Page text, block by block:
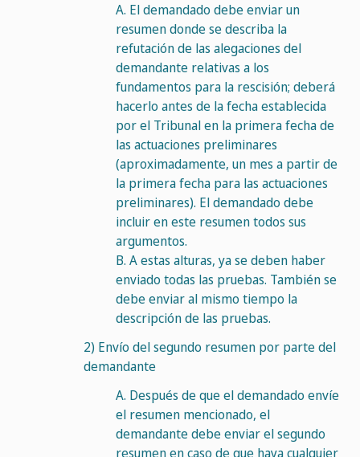
A. El demandado debe enviar un
resumen donde se describa la
refutación de las alegaciones del
demandante relativas a los
fundamentos para la rescisión; deberá
hacerlo antes de la fecha establecida
por el Tribunal en la primera fecha de
las actuaciones preliminares
(aproximadamente, un mes a partir de
la primera fecha para las actuaciones
preliminares). El demandado debe
incluir en este resumen todos sus
argumentos.
B. A estas alturas, ya se deben haber
enviado todas las pruebas. También se
debe enviar al mismo tiempo la
descripción de las pruebas.
2) Envío del segundo resumen por parte del
demandante
A. Después de que el demandado envíe
el resumen mencionado, el
demandante debe enviar el segundo
resumen en caso de que haya cualquier